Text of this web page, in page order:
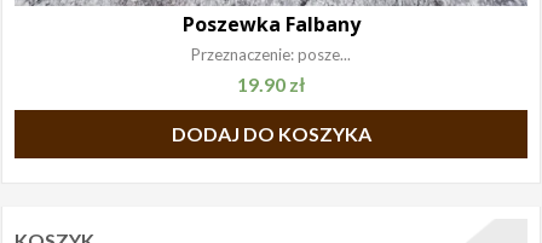
Poszewka Falbany
Przeznaczenie: posze...
19.90 zł
DODAJ DO KOSZYKA